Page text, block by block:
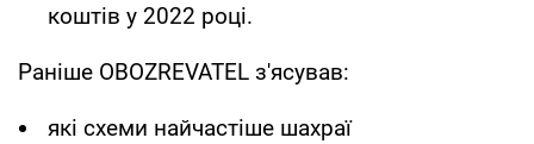
коштів у 2022 році.
Раніше OBOZREVATEL з'ясував:
які схеми найчастіше шахраї